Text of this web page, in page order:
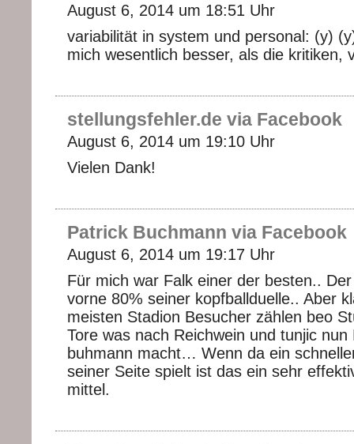
August 6, 2014 um 18:51 Uhr
variabilität in system und personal: (y)
mich wesentlich besser, als die kritiken,
stellungsfehler.de via Facebook
August 6, 2014 um 19:10 Uhr
Vielen Dank!
Patrick Buchmann via Facebook
August 6, 2014 um 19:17 Uhr
Für mich war Falk einer der besten..
vorne 80% seiner kopfballduelle.. Aber
meisten Stadion Besucher zählen beo
Tore was nach Reichwein und tunjic nun
buhmann macht… Wenn da ein
seiner Seite spielt ist das ein sehr
mittel.